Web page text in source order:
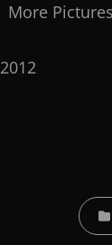
More